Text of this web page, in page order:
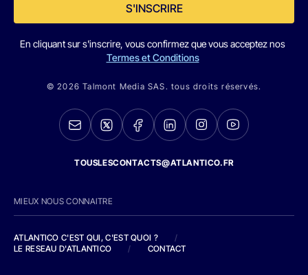
S'INSCRIRE
En cliquant sur s'inscrire, vous confirmez que vous acceptez nos
Termes et Conditions
© 2026 Talmont Media SAS. tous droits réservés.
TOUSLESCONTACTS@ATLANTICO.FR
MIEUX NOUS CONNAITRE
ATLANTICO C'EST QUI, C'EST QUOI ?
/
LE RESEAU D'ATLANTICO
/ CONTACT